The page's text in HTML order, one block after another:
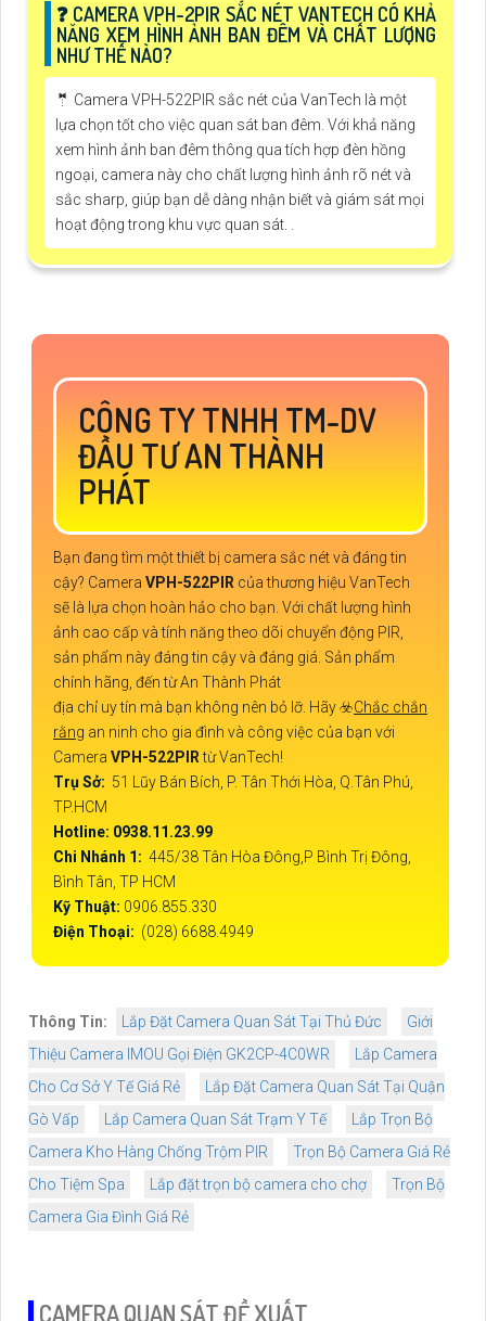
❓ CAMERA VPH-2PIR SẮC NÉT VANTECH CÓ KHẢ
NĂNG XEM HÌNH ẢNH BAN ĐÊM VÀ CHẤT LƯỢNG
NHƯ THẾ NÀO?
🤵 Camera VPH-522PIR sắc nét của VanTech là một
lựa chọn tốt cho việc quan sát ban đêm. Với khả năng
xem hình ảnh ban đêm thông qua tích hợp đèn hồng
ngoại, camera này cho chất lượng hình ảnh rõ nét và
sắc sharp, giúp bạn dễ dàng nhận biết và giám sát mọi
hoạt động trong khu vực quan sát. .
CÔNG TY TNHH TM-DV
ĐẦU TƯ AN THÀNH
PHÁT
Bạn đang tìm một thiết bị camera sắc nét và đáng tin
cậy? Camera VPH-522PIR của thương hiệu VanTech
sẽ là lựa chọn hoàn hảo cho bạn. Với chất lượng hình
ảnh cao cấp và tính năng theo dõi chuyển động PIR,
sản phẩm này đáng tin cậy và đáng giá. Sản phẩm
chính hãng, đến từ An Thành Phát
địa chỉ uy tín mà bạn không nên bỏ lỡ. Hãy ☣️Chắc chắn
rằng an ninh cho gia đình và công việc của bạn với
Camera VPH-522PIRtừ VanTech!
Trụ Sở: 51 Lũy Bán Bích, P. Tân Thới Hòa, Q.Tân Phú,
TP.HCM
Hotline: 0938.11.23.99
Chi Nhánh 1: 445/38 Tân Hòa Đông,P Bình Trị Đông,
Bình Tân, TP HCM
Kỹ Thuật: 0906.855.330
Điện Thoại: (028) 6688.4949
Thông Tin: Lắp Đặt Camera Quan Sát Tại Thủ Đức
Giới
Thiệu Camera IMOU Gọi Điện GK2CP-4C0WR
Lắp Camera
Cho Cơ Sở Y Tế Giá Rẻ
Lắp Đặt Camera Quan Sát Tại Quận
Gò Vấp
Lắp Camera Quan Sát Trạm Y Tế
Lắp Trọn Bộ
Camera Kho Hàng Chống Trộm PIR
Trọn Bộ Camera Giá Rẻ
Cho Tiệm Spa
Lắp đặt trọn bộ camera cho chợ
Trọn Bộ
Camera Gia Đình Giá Rẻ
CAMERA QUAN SÁT ĐỀ XUẤT